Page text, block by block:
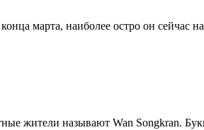
марта, наиболее остро он сейчас
жители называют Wan Songkran.